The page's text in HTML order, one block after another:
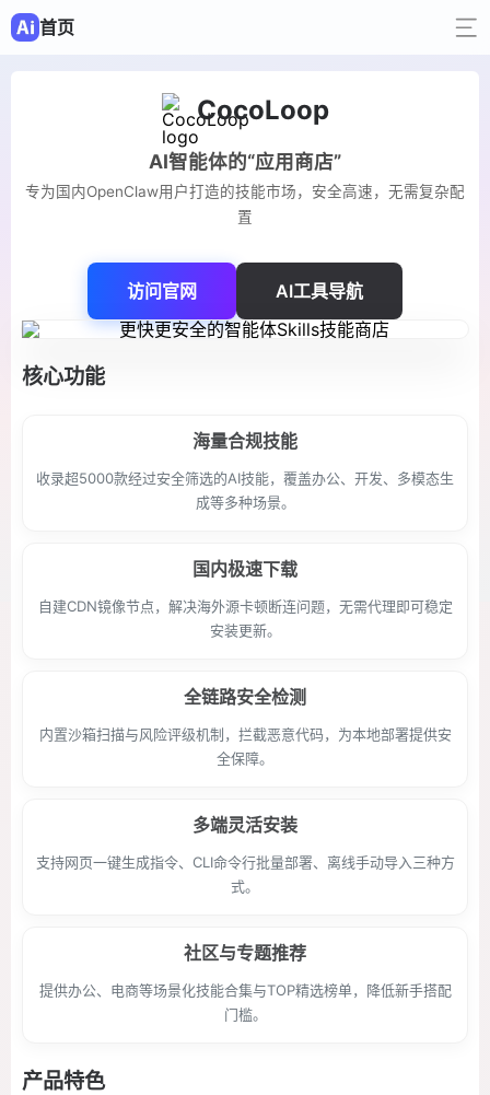
首页
CocoLoop
AI智能体的“应用商店”
专为国内OpenClaw用户打造的技能市场，安全高速，无需复杂配
置
访问官网 AI工具导航
核心功能
海量合规技能
收录超5000款经过安全筛选的AI技能，覆盖办公、开发、多模态生
成等多种场景。
国内极速下载
自建CDN镜像节点，解决海外源卡顿断连问题，无需代理即可稳定
安装更新。
全链路安全检测
内置沙箱扫描与风险评级机制，拦截恶意代码，为本地部署提供安
全保障。
多端灵活安装
支持网页一键生成指令、CLI命令行批量部署、离线手动导入三种方
式。
社区与专题推荐
提供办公、电商等场景化技能合集与TOP精选榜单，降低新手搭配
门槛。
产品特色